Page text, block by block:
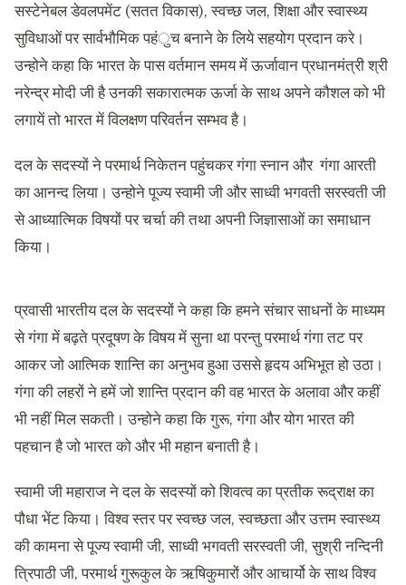
सस्टेनेबल डेवलपमेंट (सतत विकास), स्वच्छ जल, शिक्षा और स्वास्थ्य
सुविधाओं पर सार्वभौमिक पहंुच बनाने के लिये सहयोग प्रदान करे।
उन्होने कहा कि भारत के पास वर्तमान समय में ऊर्जावान प्रधानमंत्री श्री
नरेन्द्र मोदी जी है उनकी सकारात्मक ऊर्जा के साथ अपने कौशल को भी
लगायें तो भारत में विलक्षण परिवर्तन सम्भव है।
दल के सदस्यों ने परमार्थ निकेतन पहुंचकर गंगा स्नान और गंगा आरती
का आनन्द लिया। उन्होने पूज्य स्वामी जी और साध्वी भगवती सरस्वती जी
से आध्यात्मिक विषयों पर चर्चा की तथा अपनी जिज्ञासाओं का समाधान
किया।
प्रवासी भारतीय दल के सदस्यों ने कहा कि हमने संचार साधनों के माध्यम
से गंगा में बढ़ते प्रदूषण के विषय में सुना था परन्तु परमार्थ गंगा तट पर
आकर जो आत्मिक शान्ति का अनुभव हुआ उससे हृदय अभिभूत हो उठा।
गंगा की लहरों ने हमें जो शान्ति प्रदान की वह भारत के अलावा और कहीं
भी नहीं मिल सकती। उन्होने कहा कि गुरू, गंगा और योग भारत की
पहचान है जो भारत को और भी महान बनाती है।
स्वामी जी महाराज ने दल के सदस्यों को शिवत्व का प्रतीक रूद्राक्ष का
पौधा भेंट किया। विश्व स्तर पर स्वच्छ जल, स्वच्छता और उत्तम स्वास्थ्य
की कामना से पूज्य स्वामी जी, साध्वी भगवती सरस्वती जी, सुश्री नन्दिनी
त्रिपाठी जी, परमार्थ गुरूकुल के ऋषिकुमारों और आचार्यो के साथ विश्व